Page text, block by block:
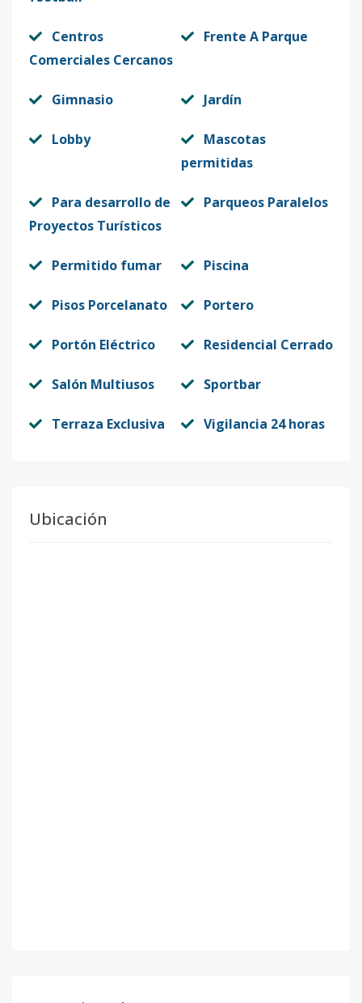
Centros
Comerciales Cercanos
Frente A Parque
Gimnasio Jardín
Lobby
Mascotas
permitidas
Para desarrollo de
Proyectos Turísticos
Parqueos Paralelos
Permitido fumar Piscina
Pisos Porcelanato Portero
Portón Eléctrico Residencial Cerrado
Salón Multiusos Sportbar
Terraza Exclusiva Vigilancia 24 horas
Ubicación